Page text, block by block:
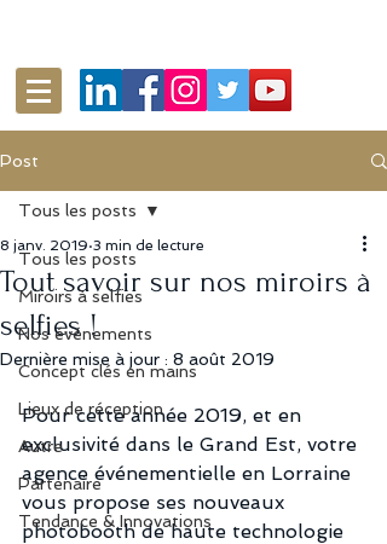
Post
Tous les posts
Miroirs à selfies
Nos événements
Concept clés en mains
Lieux de réception
Autre
Partenaire
Tendance & Innovations
Tous les posts
Tout savoir sur nos miroirs à
selfies !
8 janv. 2019 3 min de lecture
Dernière mise à jour : 8 août 2019
Pour cette année 2019, et en
exclusivité dans le Grand Est, votre
agence événementielle en Lorraine
vous propose ses nouveaux
photobooth de haute technologie